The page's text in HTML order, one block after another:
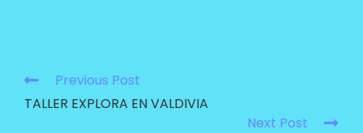
Previous Post
TALLER EXPLORA EN VALDIVIA
Next Post